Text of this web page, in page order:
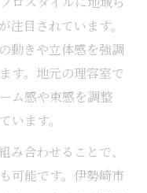
注目されています。
動きや立体感を強調
す。地元の理容室で
ム感や束感を調整
います。
み合わせることで、
可能です。伊勢崎市